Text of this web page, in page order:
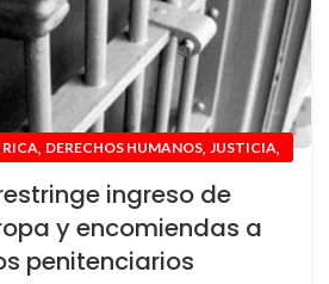
, DERECHOS HUMANOS, JUSTICIA,
ingreso de
y encomiendas a
penitenciarios